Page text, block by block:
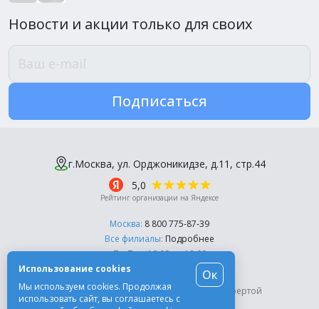
Новости и акции только для своих
Подписаться
© Компания «Эль-Дент», 2003-2026
Цены на сайте не являются публичной офертой
г.Москва, ул. Орджоникидзе, д.11, стр.44
5,0
Рейтинг организации на Яндексе
Москва: 8 800 775-87-39
Все филиалы: Подробнее
Пн-Пт, с 10:00 до 18:00
Использование cookies
Мы используем cookies. Продолжая
использовать сайт, вы соглашаетесь с
Ок